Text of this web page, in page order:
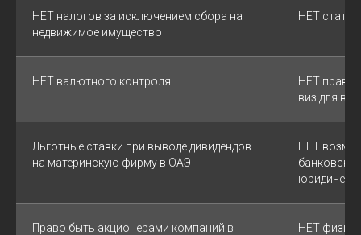
НЕТ налогов за исключением сбора на
недвижимое имущество
НЕТ
НЕТ валютного контроля
НЕТ права
виз для
Льготные ставки при выводе дивидендов
на материнскую фирму в ОАЭ
НЕТ
Право быть акционерами компаний в
НЕТ